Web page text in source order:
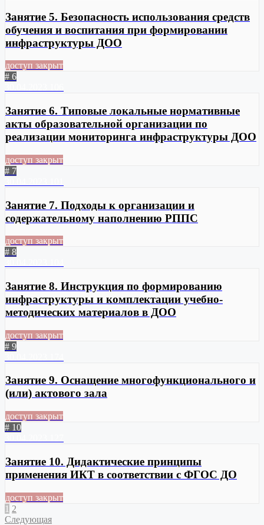
Занятие 5. Безопасность использования средств
обучения и воспитания при формировании
инфраструктуры ДОО
доступ закрыт
# 6
Занятие 6. Типовые локальные нормативные
акты образовательной организации по
реализации мониторинга инфраструктуры ДОО
доступ закрыт
# 7
Занятие 7. Подходы к организации и
содержательному наполнению РППС
доступ закрыт
# 8
Занятие 8. Инструкция по формированию
инфраструктуры и комплектации учебно-
методических материалов в ДОО
доступ закрыт
# 9
Занятие 9. Оснащение многофункционального и
(или) актового зала
доступ закрыт
# 10
Занятие 10. Дидактические принципы
применения ИКТ в соответствии с ФГОС ДО
доступ закрыт
1 2
Следующая